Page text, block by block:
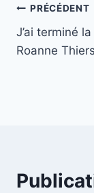
de
PRÉCÉDENT
J’ai terminé
Roanne